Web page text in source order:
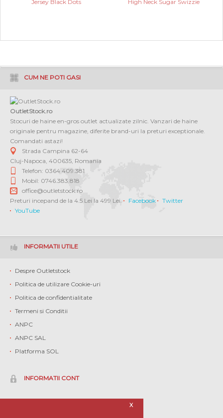
X
Jersey Black Dots
High Neck Sugar Swizzie
CUM NE POTI GASI
OutletStock.ro
Stocuri de haine en-gros outlet actualizate zilnic. Vanzari de haine
originale pentru magazine, diferite brand-uri la preturi exceptionale.
Comandati astazi!
Strada Campina 62-64
Cluj-Napoca 400635 Romania
Telefon: 0364 409.381
Mobil: 0746.383.818
office@outletstock.ro
Preturi incepand de la 4.5 Lei la 499 Lei.
Facebook
Twitter
YouTube
INFORMATII UTILE
Despre Outletstock
Politica de utilizare Cookie-uri
Politica de confidentialitate
Termeni si Conditii
ANPC
ANPC SAL
Platforma SOL
INFORMATII CONT